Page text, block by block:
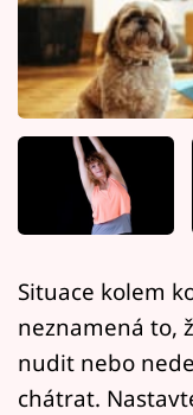
Sledujte
Filmový
Pořady
Mámy sobě
Sledujte nás
Situace kolem
neznamená to,
nudit nebo
chátrat.